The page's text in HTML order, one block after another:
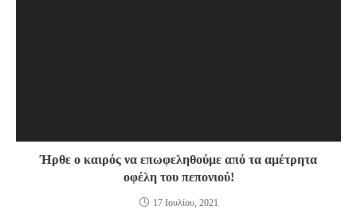
Ήρθε ο καιρός να επωφεληθούμε από τα αμέτρητα
οφέλη του πεπονιού!
17 Ιουλίου, 2021